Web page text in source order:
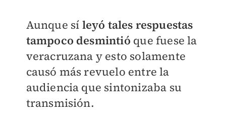
Aunque sí leyó tales respuestas
tampoco desmintió que fuese la
veracruzana y esto solamente
causó más revuelo entre la
audiencia que sintonizaba su
transmisión.